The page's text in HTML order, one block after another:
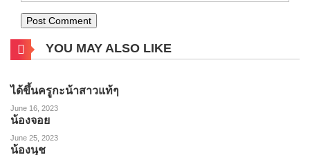
YOU MAY ALSO LIKE
ได้ขึ้นครูกะน้าสาวแท้ๆ
June 16, 2023
น้องจอย
June 25, 2023
น้องนุช